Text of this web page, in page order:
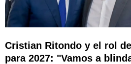
Cristian Ritondo y el rol
para 2027: "Vamos a